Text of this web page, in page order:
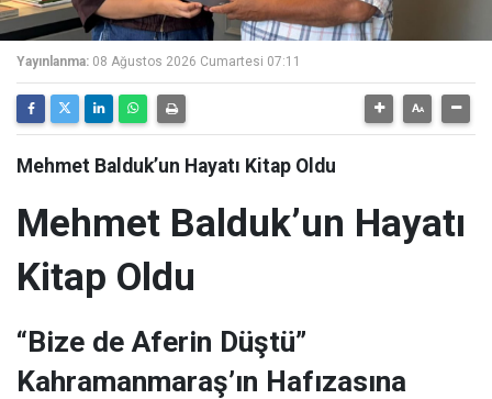
Yayınlanma: 08 Ağustos 2026 Cumartesi 07:11
Mehmet Balduk’un Hayatı Kitap Oldu
Mehmet Balduk’un Hayatı
Kitap Oldu
“Bize de Aferin Düştü”
Kahramanmaraş’ın Hafızasına